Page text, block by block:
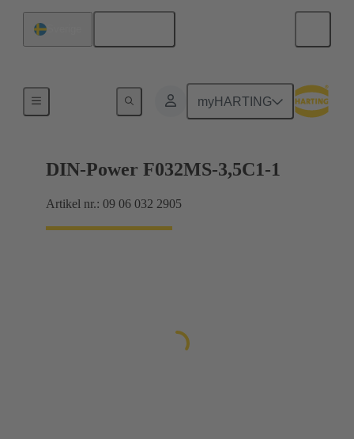
myHARTING
Förbindning moderkort till dotterkort
DIN-Power F032MS-3,5C1-1
Artikel nr.: 09 06 032 2905